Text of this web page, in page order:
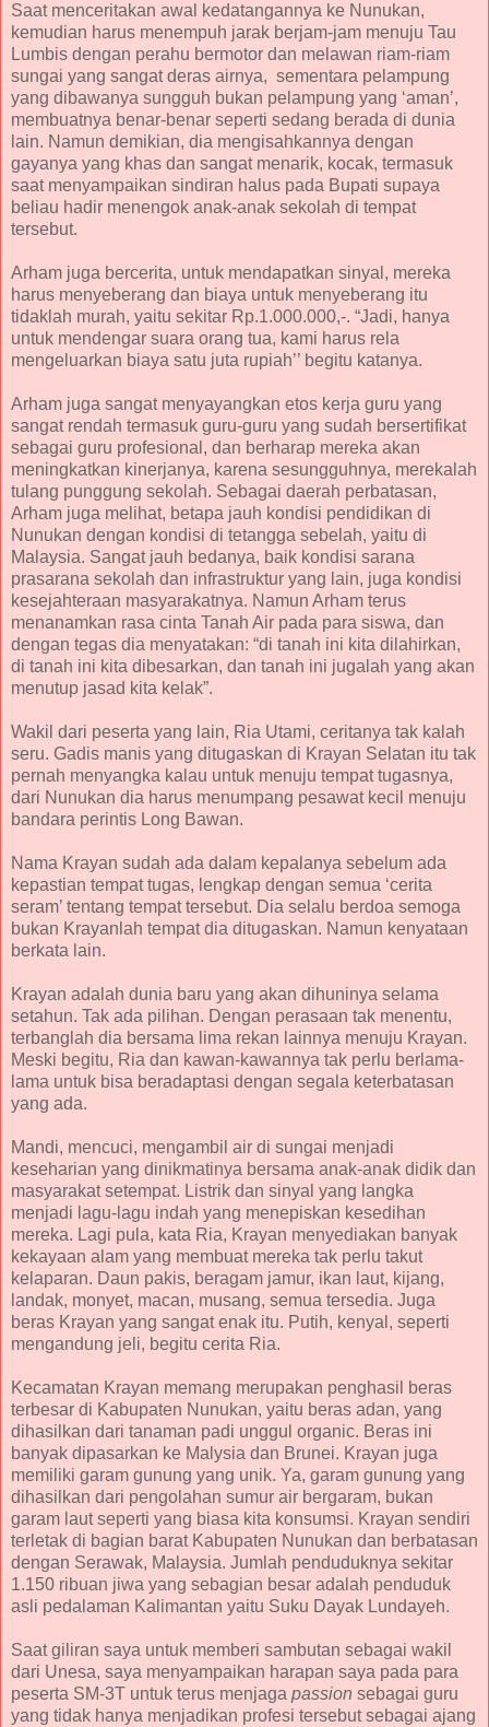
Saat menceritakan awal kedatangannya ke Nunukan,
kemudian harus menempuh jarak berjam-jam menuju Tau
Lumbis dengan perahu bermotor dan melawan riam-riam
sungai yang sangat deras airnya, sementara pelampung
yang dibawanya sungguh bukan pelampung yang ‘aman’,
membuatnya benar-benar seperti sedang berada di dunia
lain. Namun demikian, dia mengisahkannya dengan
gayanya yang khas dan sangat menarik, kocak, termasuk
saat menyampaikan sindiran halus pada Bupati supaya
beliau hadir menengok anak-anak sekolah di tempat
tersebut.
Arham juga bercerita, untuk mendapatkan sinyal, mereka
harus menyeberang dan biaya untuk menyeberang itu
tidaklah murah, yaitu sekitar Rp.1.000.000,-. “Jadi, hanya
untuk mendengar suara orang tua, kami harus rela
mengeluarkan biaya satu juta rupiah’’ begitu katanya.
Arham juga sangat menyayangkan etos kerja guru yang
sangat rendah termasuk guru-guru yang sudah bersertifikat
sebagai guru profesional, dan berharap mereka akan
meningkatkan kinerjanya, karena sesungguhnya, merekalah
tulang punggung sekolah. Sebagai daerah perbatasan,
Arham juga melihat, betapa jauh kondisi pendidikan di
Nunukan dengan kondisi di tetangga sebelah, yaitu di
Malaysia. Sangat jauh bedanya, baik kondisi sarana
prasarana sekolah dan infrastruktur yang lain, juga kondisi
kesejahteraan masyarakatnya. Namun Arham terus
menanamkan rasa cinta Tanah Air pada para siswa, dan
dengan tegas dia menyatakan: “di tanah ini kita dilahirkan,
di tanah ini kita dibesarkan, dan tanah ini jugalah yang akan
menutup jasad kita kelak”.
Wakil dari peserta yang lain, Ria Utami, ceritanya tak kalah
seru. Gadis manis yang ditugaskan di Krayan Selatan itu tak
pernah menyangka kalau untuk menuju tempat tugasnya,
dari Nunukan dia harus menumpang pesawat kecil menuju
bandara perintis Long Bawan.
Nama Krayan sudah ada dalam kepalanya sebelum ada
kepastian tempat tugas, lengkap dengan semua ‘cerita
seram’ tentang tempat tersebut. Dia selalu berdoa semoga
bukan Krayanlah tempat dia ditugaskan. Namun kenyataan
berkata lain.
Krayan adalah dunia baru yang akan dihuninya selama
setahun. Tak ada pilihan. Dengan perasaan tak menentu,
terbanglah dia bersama lima rekan lainnya menuju Krayan.
Meski begitu, Ria dan kawan-kawannya tak perlu berlama-
lama untuk bisa beradaptasi dengan segala keterbatasan
yang ada.
Mandi, mencuci, mengambil air di sungai menjadi
keseharian yang dinikmatinya bersama anak-anak didik dan
masyarakat setempat. Listrik dan sinyal yang langka
menjadi lagu-lagu indah yang menepiskan kesedihan
mereka. Lagi pula, kata Ria, Krayan menyediakan banyak
kekayaan alam yang membuat mereka tak perlu takut
kelaparan. Daun pakis, beragam jamur, ikan laut, kijang,
landak, monyet, macan, musang, semua tersedia. Juga
beras Krayan yang sangat enak itu. Putih, kenyal, seperti
mengandung jeli, begitu cerita Ria.
Kecamatan Krayan memang merupakan penghasil beras
terbesar di Kabupaten Nunukan, yaitu beras adan, yang
dihasilkan dari tanaman padi unggul organic. Beras ini
banyak dipasarkan ke Malysia dan Brunei. Krayan juga
memiliki garam gunung yang unik. Ya, garam gunung yang
dihasilkan dari pengolahan sumur air bergaram, bukan
garam laut seperti yang biasa kita konsumsi. Krayan sendiri
terletak di bagian barat Kabupaten Nunukan dan berbatasan
dengan Serawak, Malaysia. Jumlah penduduknya sekitar
1.150 ribuan jiwa yang sebagian besar adalah penduduk
asli pedalaman Kalimantan yaitu Suku Dayak Lundayeh.
Saat giliran saya untuk memberi sambutan sebagai wakil
dari Unesa, saya menyampaikan harapan saya pada para
peserta SM-3T untuk terus menjaga passion sebagai guru
yang tidak hanya menjadikan profesi tersebut sebagai ajang